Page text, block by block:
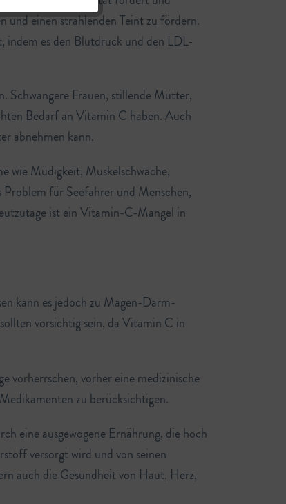
einen strahlenden Teint zu fördern.
indem es den Blutdruck und den LDL-
Schwangere Frauen, stillende Mütter,
Bedarf an Vitamin C haben. Auch
abnehmen kann.
wie Müdigkeit, Muskelschwäche,
für Seefahrer und Menschen,
ist ein Vitamin-C-Mangel in
kann es jedoch zu Magen-Darm-
vorsichtig sein, da Vitamin C in
vorherrschen, vorher eine medizinische
zu berücksichtigen.
eine ausgewogene Ernährung, die hoch
versorgt wird und von seinen
auch die Gesundheit von Haut, Herz,